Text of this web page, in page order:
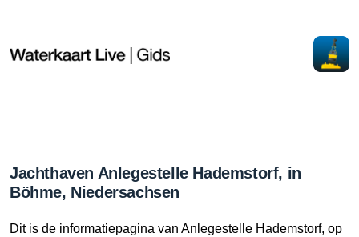
Jachthaven Anlegestelle Hademstorf, in
Böhme, Niedersachsen
Dit is de informatiepagina van Anlegestelle Hademstorf, op